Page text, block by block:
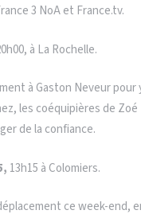
3 NoA et France.tv.
à La Rochelle.
à Gaston Neveur
les coéquipières de
de la confiance.
13h15 à Colomiers.
ce week-end,